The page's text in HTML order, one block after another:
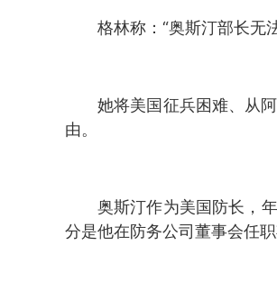
格林称：“奥斯汀部长无
她将美国征兵困难、从
由。
奥斯汀作为美国防长，
分是他在防务公司董事会任职